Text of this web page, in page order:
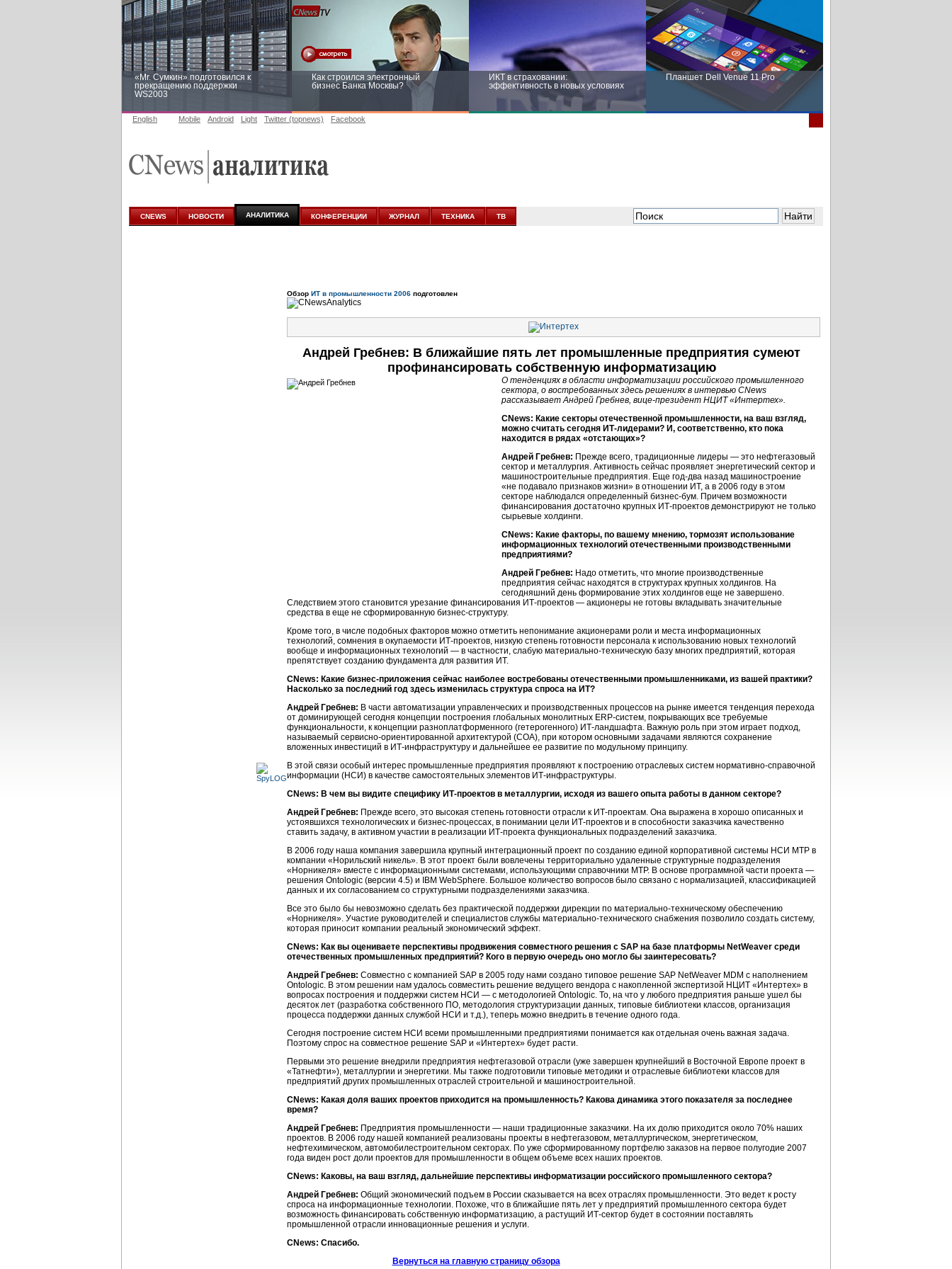
«Mr. Сумкин» подготовился к
прекращению поддержки
WS2003
Как строился электронный
бизнес Банка Москвы?
ИКТ в страховании:
эффективность в новых условиях
Планшет Dell Venue 11 Pro
аналитике
новых условиях
English Mobile Android Light Twitter (topnews) Facebook
CNEWS НОВОСТИ АНАЛИТИКА КОНФЕРЕНЦИИ ЖУРНАЛ ТЕХНИКА ТВ
Обзор ИТ в промышленности 2006 подготовлен
Андрей Гребнев: В ближайшие пять лет промышленные предприятия сумеют
профинансировать собственную информатизацию
О тенденциях в области информатизации российского промышленного
сектора, о востребованных здесь решениях в интервью CNews
рассказывает Андрей Гребнев, вице-президент НЦИТ «Интертех».
CNews: Какие секторы отечественной промышленности, на ваш взгляд,
можно считать сегодня ИТ-лидерами? И, соответственно, кто пока
находится в рядах «отстающих»?
Андрей Гребнев: Прежде всего, традиционные лидеры — это нефтегазовый
сектор и металлургия. Активность сейчас проявляет энергетический сектор и
машиностроительные предприятия. Еще год-два назад машиностроение
«не подавало признаков жизни» в отношении ИТ, а в 2006 году в этом
секторе наблюдался определенный бизнес-бум. Причем возможности
финансирования достаточно крупных ИТ-проектов демонстрируют не только
сырьевые холдинги.
CNews: Какие факторы, по вашему мнению, тормозят использование
информационных технологий отечественными производственными
предприятиями?
Андрей Гребнев: Надо отметить, что многие производственные
предприятия сейчас находятся в структурах крупных холдингов. На
сегодняшний день формирование этих холдингов еще не завершено.
Следствием этого становится урезание финансирования ИТ-проектов — акционеры не готовы вкладывать значительные
средства в еще не сформированную бизнес-структуру.
Кроме того, в числе подобных факторов можно отметить непонимание акционерами роли и места информационных
технологий, сомнения в окупаемости ИТ-проектов, низкую степень готовности персонала к использованию новых технологий
вообще и информационных технологий — в частности, слабую материально-техническую базу многих предприятий, которая
препятствует созданию фундамента для развития ИТ.
CNews: Какие бизнес-приложения сейчас наиболее востребованы отечественными промышленниками, из вашей практики?
Насколько за последний год здесь изменилась структура спроса на ИТ?
Андрей Гребнев: В части автоматизации управленческих и производственных процессов на рынке имеется тенденция перехода
от доминирующей сегодня концепции построения глобальных монолитных ERP-систем, покрывающих все требуемые
функциональности, к концепции разноплатформенного (гетерогенного) ИТ-ландшафта. Важную роль при этом играет подход,
называемый сервисно-ориентированной архитектурой (СОА), при котором основными задачами являются сохранение
вложенных инвестиций в ИТ-инфраструктуру и дальнейшее ее развитие по модульному принципу.
В этой связи особый интерес промышленные предприятия проявляют к построению отраслевых систем нормативно-справочной
информации (НСИ) в качестве самостоятельных элементов ИТ-инфраструктуры.
CNews: В чем вы видите специфику ИТ-проектов в металлургии, исходя из вашего опыта работы в данном секторе?
Андрей Гребнев: Прежде всего, это высокая степень готовности отрасли к ИТ-проектам. Она выражена в хорошо описанных и
устоявшихся технологических и бизнес-процессах, в понимании цели ИТ-проектов и в способности заказчика качественно
ставить задачу, в активном участии в реализации ИТ-проекта функциональных подразделений заказчика.
В 2006 году наша компания завершила крупный интеграционный проект по созданию единой корпоративной системы НСИ МТР в
компании «Норильский никель». В этот проект были вовлечены территориально удаленные структурные подразделения
«Норникеля» вместе с информационными системами, использующими справочники МТР. В основе программной части проекта —
решения Ontologic (версии 4.5) и IBM WebSphere. Большое количество вопросов было связано с нормализацией, классификацией
данных и их согласованием со структурными подразделениями заказчика.
Все это было бы невозможно сделать без практической поддержки дирекции по материально-техническому обеспечению
«Норникеля». Участие руководителей и специалистов службы материально-технического снабжения позволило создать систему,
которая приносит компании реальный экономический эффект.
CNews: Как вы оцениваете перспективы продвижения совместного решения с SAP на базе платформы NetWeaver среди
отечественных промышленных предприятий? Кого в первую очередь оно могло бы заинтересовать?
Андрей Гребнев: Совместно с компанией SAP в 2005 году нами создано типовое решение SAP NetWeaver MDM с наполнением
Ontologic. В этом решении нам удалось совместить решение ведущего вендора с накопленной экспертизой НЦИТ «Интертех» в
вопросах построения и поддержки систем НСИ — с методологией Ontologic. То, на что у любого предприятия раньше ушел бы
десяток лет (разработка собственного ПО, методология структуризации данных, типовые библиотеки классов, организация
процесса поддержки данных службой НСИ и т.д.), теперь можно внедрить в течение одного года.
Сегодня построение систем НСИ всеми промышленными предприятиями понимается как отдельная очень важная задача.
Поэтому спрос на совместное решение SAP и «Интертех» будет расти.
Первыми это решение внедрили предприятия нефтегазовой отрасли (уже завершен крупнейший в Восточной Европе проект в
«Татнефти»), металлургии и энергетики. Мы также подготовили типовые методики и отраслевые библиотеки классов для
предприятий других промышленных отраслей строительной и машиностроительной.
CNews: Какая доля ваших проектов приходится на промышленность? Какова динамика этого показателя за последнее
время?
Андрей Гребнев: Предприятия промышленности — наши традиционные заказчики. На их долю приходится около 70% наших
проектов. В 2006 году нашей компанией реализованы проекты в нефтегазовом, металлургическом, энергетическом,
нефтехимическом, автомобилестроительном секторах. По уже сформированному портфелю заказов на первое полугодие 2007
года виден рост доли проектов для промышленности в общем объеме всех наших проектов.
CNews: Каковы, на ваш взгляд, дальнейшие перспективы информатизации российского промышленного сектора?
Андрей Гребнев: Общий экономический подъем в России сказывается на всех отраслях промышленности. Это ведет к росту
спроса на информационные технологии. Похоже, что в ближайшие пять лет у предприятий промышленного сектора будет
возможность финансировать собственную информатизацию, а растущий ИТ-сектор будет в состоянии поставлять
промышленной отрасли инновационные решения и услуги.
CNews: Спасибо.
Вернуться на главную страницу обзора